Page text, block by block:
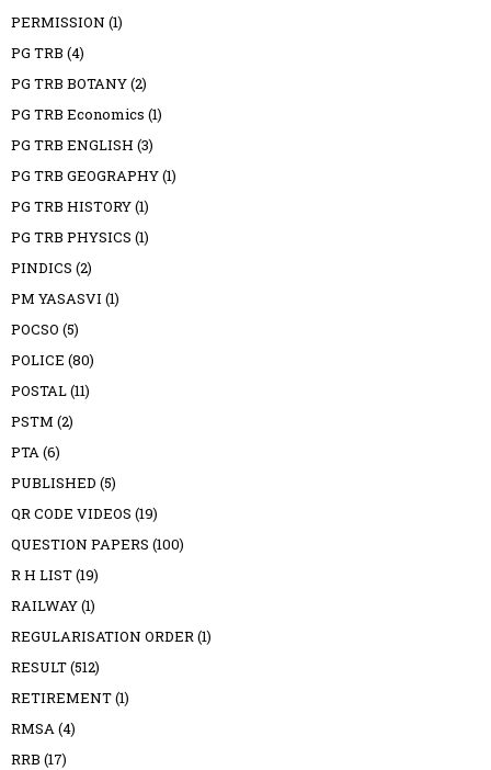
PERMISSION (1)
PG TRB (4)
PG TRB BOTANY(2)
PG TRB Economics (1)
PG TRB ENGLISH (3)
PG TRB GEOGRAPHY(1)
PG TRB HISTORY(1)
PG TRB PHYSICS (1)
PINDICS (2)
PM YASASVI (1)
POCSO (5)
POLICE (80)
POSTAL(11)
PSTM (2)
PTA(6)
PUBLISHED (5)
QR CODE VIDEOS (19)
QUESTION PAPERS (100)
R H LIST(19)
RAILWAY(1)
REGULARISATION ORDER(1)
RESULT(512)
RETIREMENT(1)
RMSA(4)
RRB (17)